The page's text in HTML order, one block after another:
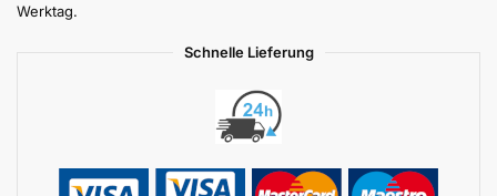
Werktag.
Schnelle Lieferung